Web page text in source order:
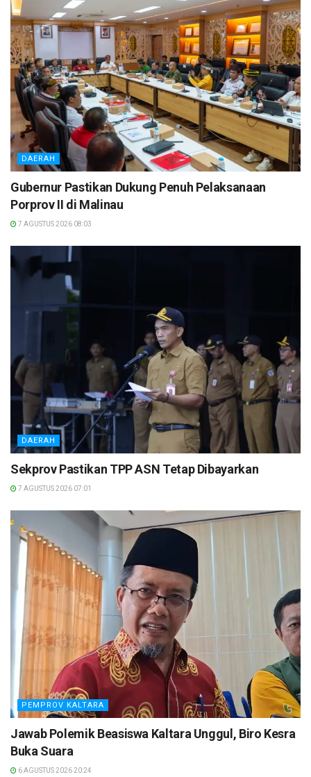
DAERAH
Gubernur Pastikan Dukung Penuh Pelaksanaan
Porprov II di Malinau
7 AGUSTUS 2026 08:03
DAERAH
Sekprov Pastikan TPP ASN Tetap Dibayarkan
7 AGUSTUS 2026 07:01
PEMPROV KALTARA
Jawab Polemik Beasiswa Kaltara Unggul, Biro Kesra
Buka Suara
6 AGUSTUS 2026 20:24